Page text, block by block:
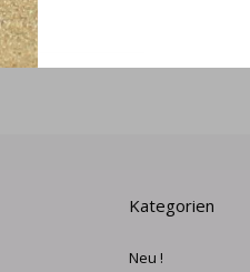
Kategorien
Neu !